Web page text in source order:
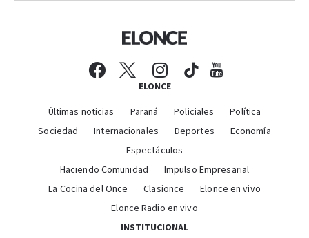
ELONCE
Últimas noticias Paraná Policiales
Política
Sociedad
Internacionales Deportes
Economía
Espectáculos
Haciendo Comunidad
Impulso Empresarial
La Cocina del Once
Clasionce
Elonce en vivo
Elonce Radio en vivo
INSTITUCIONAL